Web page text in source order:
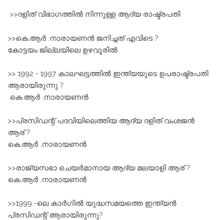
>>ദളിത് വിഭാഗത്തിൽ നിന്നുള്ള ആദ്യ രാഷ്ട്രപതി
>>കെ.ആർ .നാരായണൻ ജനിച്ചത് എവിടെ ?
കോട്ടയം ജില്ലയിലെ ഉഴവൂരിൽ
>> 1992 - 1997 കാലഘട്ടത്തില്‍ ഇന്ത്യയുടെ ഉപരാഷ്ട്രപതി
ആരായിരുന്നു ?
കെ.ആർ .നാരായണൻ
>>പ്രസിഡന്റ്‌ പദവിയിലെത്തിയ ആദ്യ ദളിത്‌ വംശജന്‍
ആര് ?
കെ.ആർ .നാരായണൻ
>>രാജ്യസഭാ ചെയര്‍മാനായ ആദ്യ മലയാളി ആര് ?
കെ.ആർ .നാരായണൻ
>>1999 -ലെ കാര്‍ഗില്‍ യുദ്ധസമയത്തെ ഇന്ത്യന്‍
പ്രസിഡന്റ്‌ ആരായിരുന്നു?